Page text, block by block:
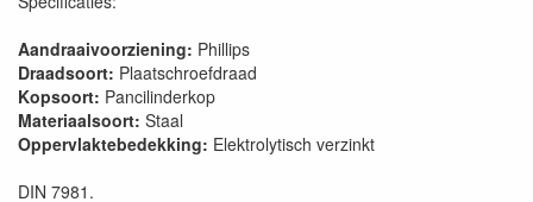
Aandraaivoorziening: Phillips
Draadsoort: Plaatschroefdraad
Kopsoort: Pancilinderkop
Materiaalsoort: Staal
Oppervlaktebedekking: Elektrolytisch verzinkt
DIN 7981.